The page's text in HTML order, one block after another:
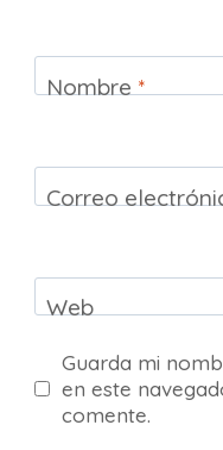
Nombre *
Correo
Web
Guarda mi
en este
comente.